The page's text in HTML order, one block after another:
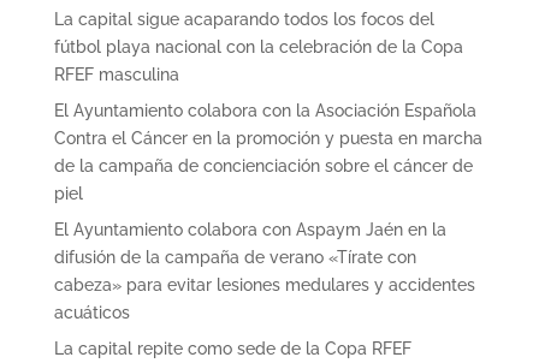
La capital sigue acaparando todos los focos del
fútbol playa nacional con la celebración de la Copa
RFEF masculina
El Ayuntamiento colabora con la Asociación Española
Contra el Cáncer en la promoción y puesta en marcha
de la campaña de concienciación sobre el cáncer de
piel
El Ayuntamiento colabora con Aspaym Jaén en la
difusión de la campaña de verano «Tírate con
cabeza» para evitar lesiones medulares y accidentes
acuáticos
La capital repite como sede de la Copa RFEF